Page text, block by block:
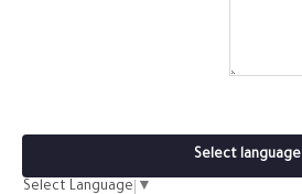
Select language
Select Language ▼